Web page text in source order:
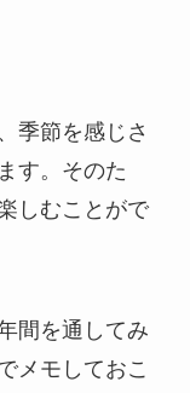
季節を感じさ
す。そのた
しむことがで
間を通してみ
メモしておこ